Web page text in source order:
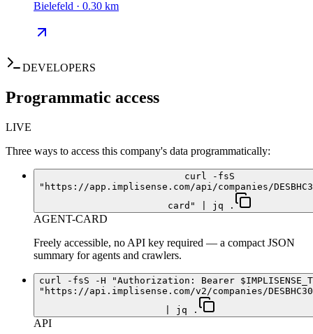
Bielefeld · 0.30 km
DEVELOPERS
Programmatic access
LIVE
Three ways to access this company's data programmatically:
curl -fsS
"https://app.implisense.com/api/companies/
card" | jq .
AGENT-CARD
Freely accessible, no API key required — a compact JSON
summary for agents and crawlers.
curl -fsS -H "Authorization: Bearer
"https://api.implisense.com/v2/companies/
| jq .
API